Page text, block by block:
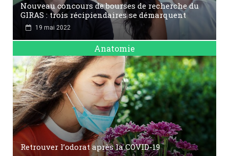
Nouveau concours de bourses de recherche du
GIRAS : trois récipiendaires se démarquent
19 mai 2022
Anatomie
Retrouver l’odorat après la COVID-19